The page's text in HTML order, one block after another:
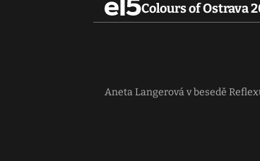
Colours of Ostrava
Aneta Langerová v besedě